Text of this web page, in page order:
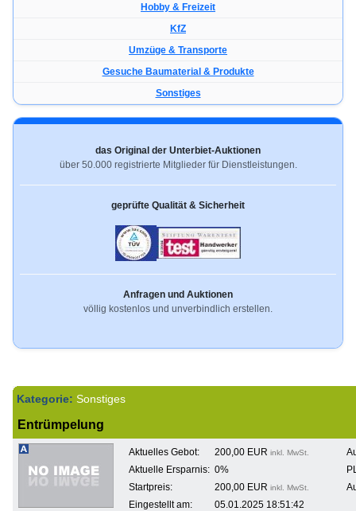
Hobby & Freizeit
KfZ
Umzüge & Transporte
Gesuche Baumaterial & Produkte
Sonstiges
das Original der Unterbiet-Auktionen
über 50.000 registrierte Mitglieder für Dienstleistungen.
geprüfte Qualität & Sicherheit
Anfragen und Auktionen
völlig kostenlos und unverbindlich erstellen.
Kategorie: Sonstiges
Entrümpelung
Aktuelles Gebot: 200,00 EUR inkl. MwSt.
Aktuelle Ersparnis: 0%
Startpreis:
200,00 EUR inkl. MwSt.
Eingestellt am:
05.01.2025 18:51:42